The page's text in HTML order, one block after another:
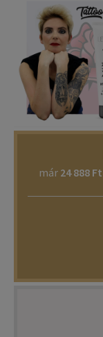
már 24 888 Ft